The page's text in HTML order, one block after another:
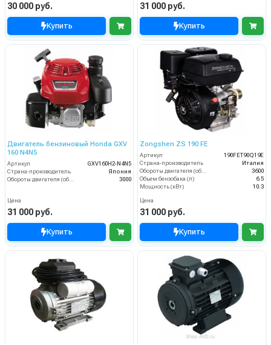
30 000 руб.
Купить
31 000 руб.
Купить
Двигатель бензиновый Honda GXV
160 N4N5
Артикул
GXV160H2-N4N5
Страна-производитель
Япония
3000
Цена
31 000 руб.
Купить
Zongshen ZS 190 FE
Артикул
190FET90Q19E
Страна-производитель
Италия
3600
Объем бензобака (л)
6.5
Мощность (кВт)
10.3
Цена
31 000 руб.
Купить